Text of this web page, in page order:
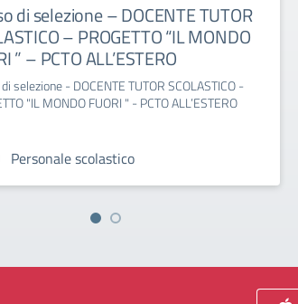
di selezione – DOCENTE TUTOR
– PROGETTO “IL MONDO
” – PCTO ALL’ESTERO
selezione - DOCENTE TUTOR SCOLASTICO -
"IL MONDO FUORI " - PCTO ALL’ESTERO
Personale scolastico